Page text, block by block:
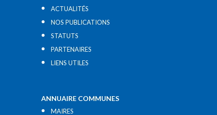
ACTUALITÉS
NOS PUBLICATIONS
STATUTS
PARTENAIRES
LIENS UTILES​
ANNUAIRE COMMUNES
MAIRES